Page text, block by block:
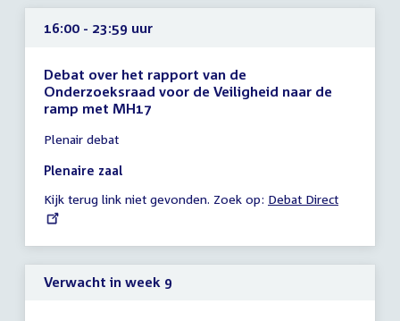
16:00 - 23:59 uur
Debat over het rapport van de
Onderzoeksraad voor de Veiligheid naar de
ramp met MH17
vergadering
16:00
23:59
uur
Plenair debat
Plenaire zaal
Kijk terug link niet gevonden. Zoek op: External
Debat Direct
Verwacht in week 9